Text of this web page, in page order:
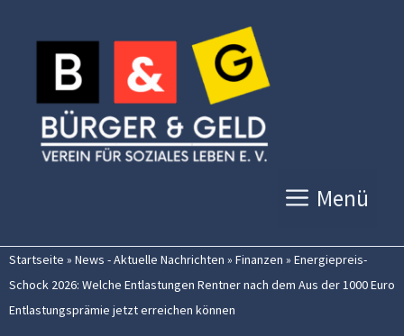
Inhalt
springen
Menü
Startseite » News - Aktuelle Nachrichten » Finanzen » Energiepreis-
Schock 2026: Welche Entlastungen Rentner nach dem Aus der 1000 Euro
Entlastungsprämie jetzt erreichen können